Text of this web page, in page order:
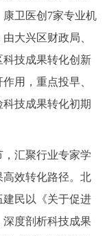
卫医创7家专业机
大兴区财政局、
技成果转化创新
用，重点投早、
技成果转化初期
汇聚行业专家学
效转化路径。北
民以《关于促进
度剖析科技成果